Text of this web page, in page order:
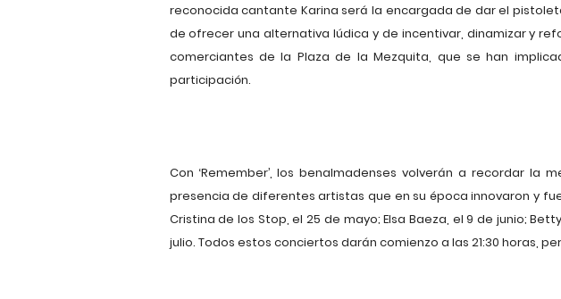
reconocida cantante Karina será la encargada de dar el
de ofrecer una alternativa lúdica y de incentivar, dinamizar y
comerciantes de la Plaza de la Mezquita, que se han
participación.
Con ‘Remember’, los benalmadenses volverán a recordar
presencia de diferentes artistas que en su época innovaron y
Cristina de los Stop, el 25 de mayo; Elsa Baeza, el 9 de junio;
julio. Todos estos conciertos darán comienzo a las 21:30 horas,